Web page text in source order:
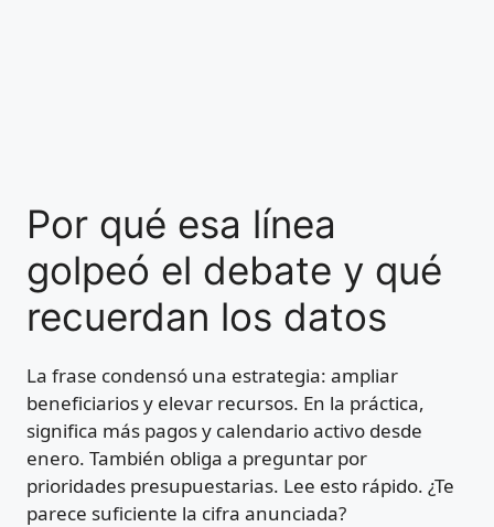
Por qué esa línea
golpeó el debate y qué
recuerdan los datos
La frase condensó una estrategia: ampliar
beneficiarios y elevar recursos. En la práctica,
significa más pagos y calendario activo desde
enero. También obliga a preguntar por
prioridades presupuestarias. Lee esto rápido. ¿Te
parece suficiente la cifra anunciada?